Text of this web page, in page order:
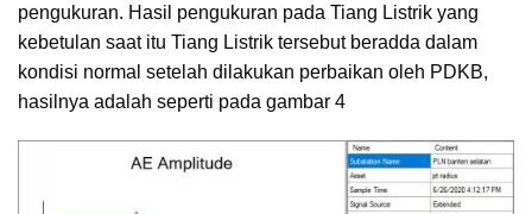
pengukuran. Hasil pengukuran pada Tiang Listrik yang
kebetulan saat itu Tiang Listrik tersebut beradda dalam
kondisi normal setelah dilakukan perbaikan oleh PDKB,
hasilnya adalah seperti pada gambar 4